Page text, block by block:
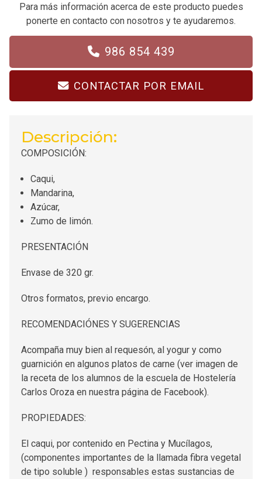
Para más información acerca de este producto puedes
ponerte en contacto con nosotros y te ayudaremos.
986 854 439
CONTACTAR POR EMAIL
Descripción:
COMPOSICIÓN:
Caqui,
Mandarina,
Azúcar,
Zumo de limón.
PRESENTACIÓN
Envase de 320 gr.
Otros formatos, previo encargo.
RECOMENDACIÓNES Y SUGERENCIAS
Acompaña muy bien al requesón, al yogur y como
guarnición en algunos platos de carne (ver imagen de
la receta de los alumnos de la escuela de Hostelería
Carlos Oroza en nuestra página de Facebook).
PROPIEDADES:
El caqui, por contenido en Pectina y Mucílagos,
(componentes importantes de la llamada fibra vegetal
de tipo soluble ) responsables estas sustancias de